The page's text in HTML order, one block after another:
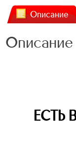
Описание
Описание
ЕСТЬ